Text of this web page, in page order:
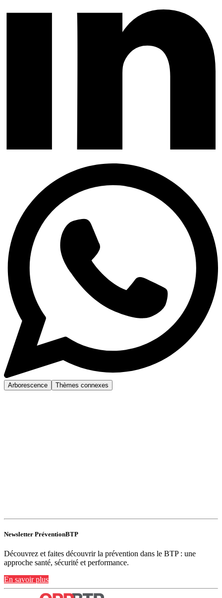
Arborescence Thèmes connexes
Newsletter PréventionBTP
Découvrez et faites découvrir la prévention dans le BTP : une
approche santé, sécurité et performance.
En savoir plus